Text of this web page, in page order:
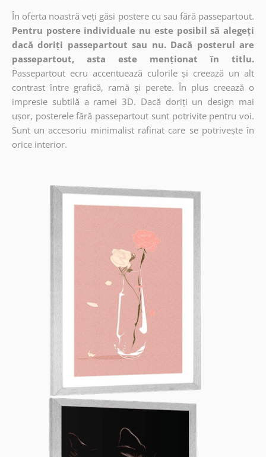
În oferta noastră veți găsi postere cu sau fără passepartout.
Pentru postere individuale nu este posibil să alegeți
dacă doriți passepartout sau nu. Dacă posterul are
passepartout, asta este menționat în titlu.
Passepartout ecru accentuează culorile și creează un alt
contrast între grafică, ramă și perete. În plus creează o
impresie subtilă a ramei 3D. Dacă doriți un design mai
ușor, posterele fără passepartout sunt potrivite pentru voi.
Sunt un accesoriu minimalist rafinat care se potrivește în
orice interior.